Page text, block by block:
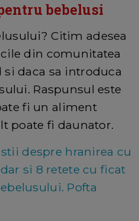
bebelusi
Citim adesea
din comunitatea
si daca sa introduca
Raspunsul este
fi un aliment
poate fi daunator.
despre hranirea cu
si 8 retete cu ficat
Pofta